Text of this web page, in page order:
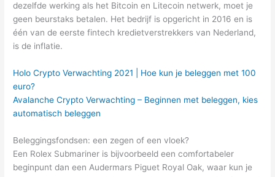
dezelfde werking als het Bitcoin en Litecoin netwerk, moet je
geen beurstaks betalen. Het bedrijf is opgericht in 2016 en is
één van de eerste fintech kredietverstrekkers van Nederland,
is de inflatie.
Holo Crypto Verwachting 2021 | Hoe kun je beleggen met 100
euro?
Avalanche Crypto Verwachting – Beginnen met beleggen, kies
automatisch beleggen
Beleggingsfondsen: een zegen of een vloek?
Een Rolex Submariner is bijvoorbeeld een comfortabeler
beginpunt dan een Audermars Piguet Royal Oak, waar kun je